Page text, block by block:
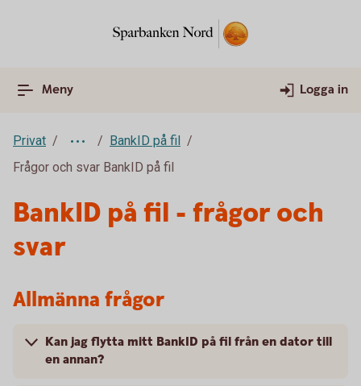
Meny Logga in
Privat
BankID på fil
Frågor och svar BankID på fil
BankID på fil - frågor och
svar
Allmänna frågor
Kan jag flytta mitt BankID på fil från en dator till
en annan?